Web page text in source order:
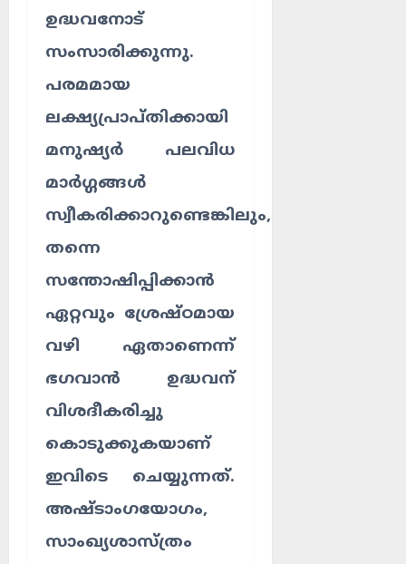
ഉദ്ധവനോട്
സംസാരിക്കുന്നു.
പരമമായ
ലക്ഷ്യപ്രാപ്തിക്കായി
മനുഷ്യർ പലവിധ
മാർഗ്ഗങ്ങൾ
സ്വീകരിക്കാറുണ്ടെങ്കിലും,
തന്നെ
സന്തോഷിപ്പിക്കാൻ
ഏറ്റവും ശ്രേഷ്ഠമായ
വഴി ഏതാണെന്ന്
ഭഗവാൻ ഉദ്ധവന്
വിശദീകരിച്ചു
കൊടുക്കുകയാണ്
ഇവിടെ ചെയ്യുന്നത്.
അഷ്ടാംഗയോഗം,
സാംഖ്യശാസ്ത്രം